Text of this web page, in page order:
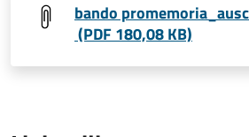
bando
(PDF 180,08 KB)